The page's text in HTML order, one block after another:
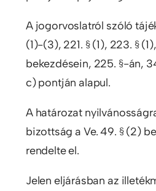
A jogorvoslatról szóló
(1)-(3), 221. § (1), 223. §
bekezdésein, 225. §-án,
c) pontján alapul.
A határozat
bizottság a Ve. 49. § (2)
rendelte el.
Jelen eljárásban az